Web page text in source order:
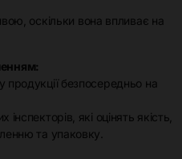
оскільки вона впливає на
продукції безпосередньо на
інспекторів, які оцінять якість,
та упаковку.